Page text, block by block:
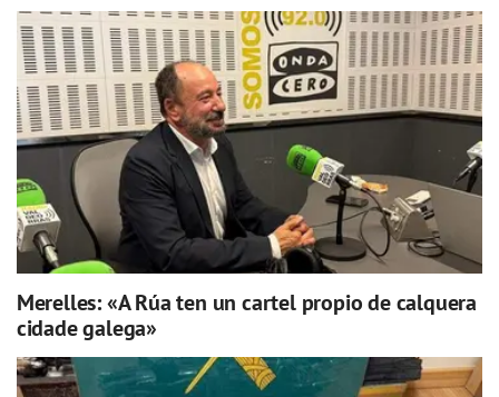
Merelles: «A Rúa ten un cartel propio de calquera
cidade galega»